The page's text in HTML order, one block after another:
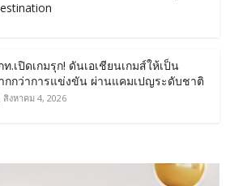
ท.เปิดเกมรุก! ดันเอเชียนเกมส์ให้เป็น
กกว่าการแข่งขัน ผ่านแคมเปญระดับชาติ
สิงหาคม 4, 2026